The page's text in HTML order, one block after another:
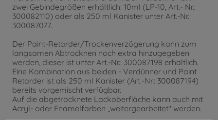
zwei Gebindegrößen erhältlich: 10ml (LP-10, Art.- Nr.:
300082110) oder als 250 ml Kanister unter Art.-Nr.:
300087077.
Der Paint-Retarder/Trockenverzögerung kann zum
langsamen Abtrocknen noch extra hinzugegeben
werden, dieser ist unter Art.-Nr.: 300087198 erhältlich.
Eine Kombination aus beiden - Verdünner und Paint
Retarder ist als 250 ml Kanister (Art.-Nr.: 300087194)
bereits vorgemischt verfügbar.
Auf die abgetrocknete Lackoberfläche kann auch mit
Acryl- oder Enamelfarben „weitergearbeitet" werden.